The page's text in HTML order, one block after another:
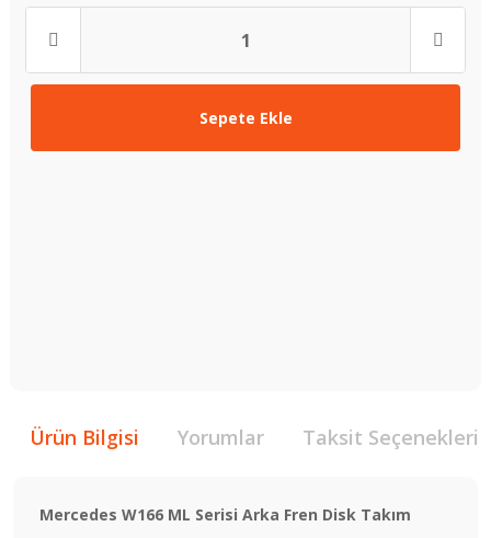
Sepete Ekle
Ürün Bilgisi Yorumlar Taksit Seçenekleri
Mercedes W166 ML Serisi Arka Fren Disk Takım